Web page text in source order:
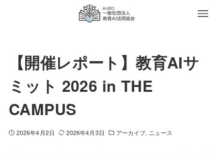
【開催レポート】教育AIサ
ミット 2026 in THE
CAMPUS
2026年4月2日 2026年4月3日 アーカイブ ニュース